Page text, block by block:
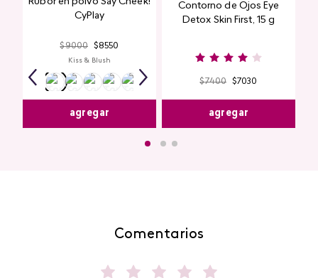
CyPlay
$9000 $8550
Kiss & Blush
agregar
Contorno de Ojos Eye
Detox Skin First, 15 g
$7400 $7030
agregar
Comentarios